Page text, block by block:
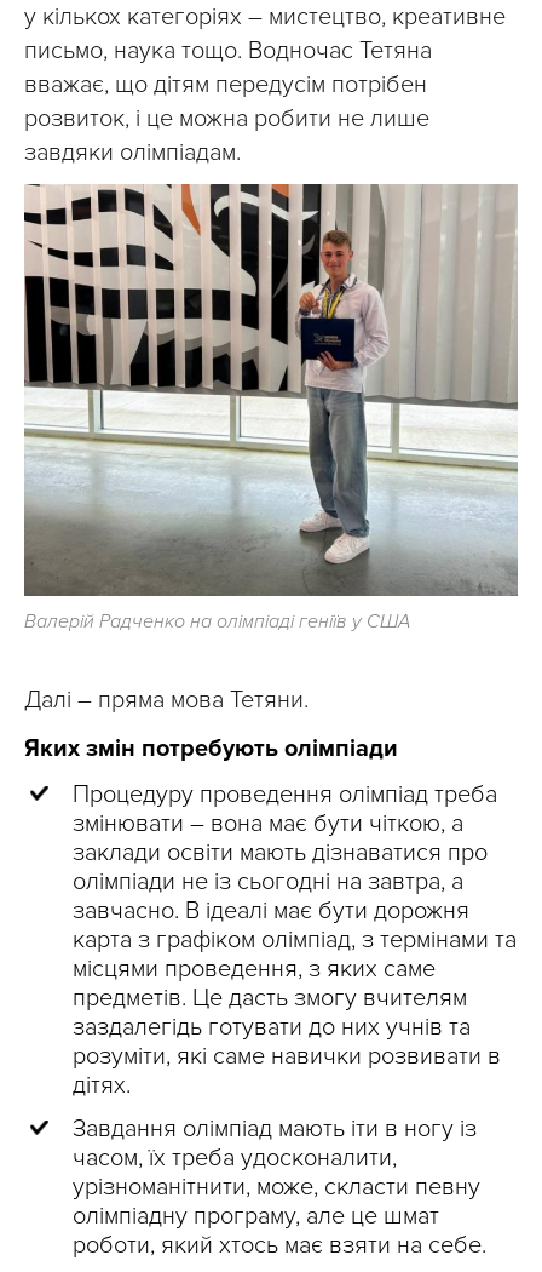
у кількох категоріях – мистецтво, креативне
письмо, наука тощо. Водночас Тетяна
вважає, що дітям передусім потрібен
розвиток, і це можна робити не лише
завдяки олімпіадам.
Валерій Радченко на олімпіаді геніїв у США
Далі – пряма мова Тетяни.
Яких змін потребують олімпіади
Процедуру проведення олімпіад треба
змінювати – вона має бути чіткою, а
заклади освіти мають дізнаватися про
олімпіади не із сьогодні на завтра, а
завчасно. В ідеалі має бути дорожня
карта з графіком олімпіад, з термінами та
місцями проведення, з яких саме
предметів. Це дасть змогу вчителям
заздалегідь готувати до них учнів та
розуміти, які саме навички розвивати в
дітях.
Завдання олімпіад мають іти в ногу із
часом, їх треба удосконалити,
урізноманітнити, може, скласти певну
олімпіадну програму, але це шмат
роботи, який хтось має взяти на себе.